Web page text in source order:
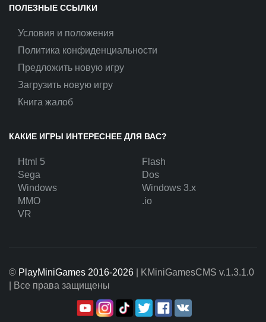
ПОЛЕЗНЫЕ ССЫЛКИ
Условия и положения
Политика конфиденциальности
Предложить новую игру
Загрузить новую игру
Книга жалоб
КАКИЕ ИГРЫ ИНТЕРЕСНЕЕ ДЛЯ ВАС?
Html 5
Flash
Sega
Dos
Windows
Windows 3.x
MMO
.io
VR
© PlayMiniGames 2016-2026 | KMiniGamesCMS v.1.3.1.0
| Все права защищены